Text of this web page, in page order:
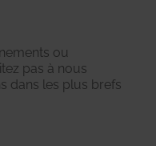
ou
pas à nous
dans les plus brefs